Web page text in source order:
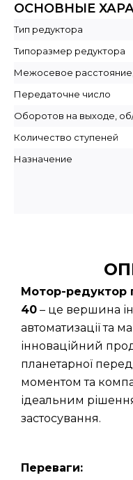
ОСНОВНЫЕ
Тип редуктора
Типоразмер редуктора
Межосевое
Передаточне число
Оборотов на выходе,
Количество ступеней
Назначение
Мотор-редуктор
40 – це вершина
автоматизації та
інноваційний
планетарної
моментом та
ідеальним
застосування.
Переваги: